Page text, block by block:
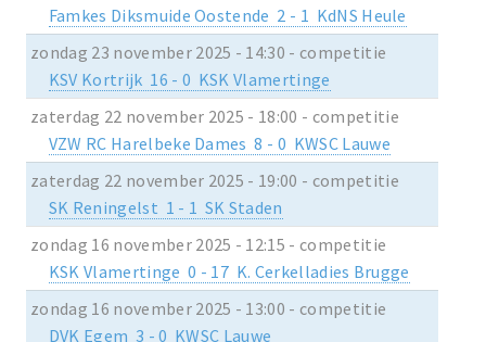
Famkes Diksmuide Oostende 2 - 1 KdNS Heule
zondag 23 november 2025 - 14:30 - competitie
KSV Kortrijk 16 - 0 KSK Vlamertinge
zaterdag 22 november 2025 - 18:00 - competitie
VZW RC Harelbeke Dames 8 - 0 KWSC Lauwe
zaterdag 22 november 2025 - 19:00 - competitie
SK Reningelst 1 - 1 SK Staden
zondag 16 november 2025 - 12:15 - competitie
KSK Vlamertinge 0 - 17 K. Cerkelladies Brugge
zondag 16 november 2025 - 13:00 - competitie
DVK Egem 3 - 0 KWSC Lauwe